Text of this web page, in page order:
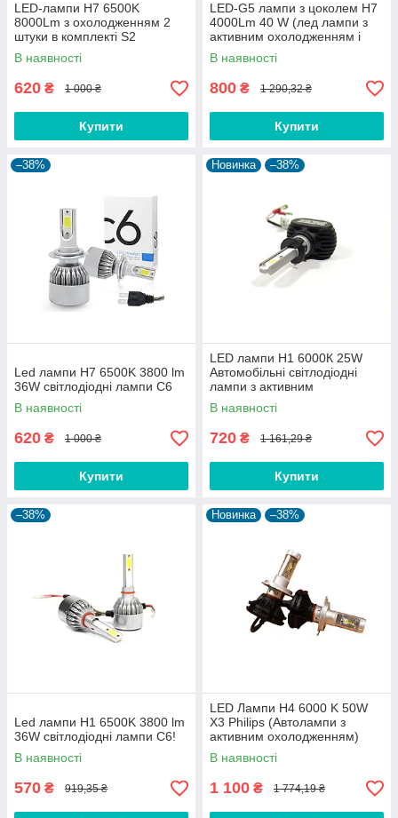
LED-лампи H7 6500K
8000Lm з охолодженням 2
штуки в комплекті S2
В наявності
620 ₴ 1 000 ₴
Купити
LED-G5 лампи з цоколем H7
4000Lm 40 W (лед лампи з
активним охолодженням і
вологозахист)
В наявності
800 ₴ 1 290,32 ₴
Купити
–38%
Led лампи H7 6500K 3800 lm
36W світлодіодні лампи C6
В наявності
620 ₴ 1 000 ₴
Купити
Новинка –38%
LED лампи Н1 6000К 25W
Автомобільні світлодіодні
лампи з активним
охолодженням S1
В наявності
720 ₴ 1 161,29 ₴
Купити
–38%
Led лампи H1 6500K 3800 lm
36W світлодіодні лампи C6!
В наявності
570 ₴ 919,35 ₴
Новинка –38%
LED Лампи H4 6000 K 50W
X3 Philips (Автолампи з
активним охолодженням)
В наявності
1 100 ₴ 1 774,19 ₴